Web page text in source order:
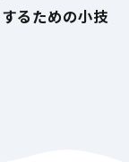
るための小技